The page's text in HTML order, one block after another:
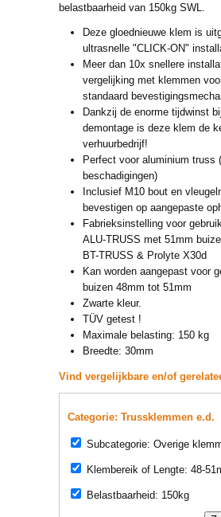
belastbaarheid van 150kg SWL.
Deze gloednieuwe klem is
ultrasnelle "CLICK-ON"
Meer dan 10x snellere
vergelijking met klemmen
standaard
Dankzij de enorme tijdwinst
demontage is deze klem de
verhuurbedrijf!
Perfect voor aluminium truss
beschadigingen)
Inclusief M10 bout en
bevestigen op aangepaste
Fabrieksinstelling voor
ALU-TRUSS met 51mm
BT-TRUSS & Prolyte X30d
Kan worden aangepast voor
buizen 48mm tot 51mm
Zwarte kleur.
TÜV getest !
Maximale belasting: 150 kg
Breedte: 30mm
Vind vergelijkbare en/of
Categorie: Trussklemmen e.d.
Subcategorie: Overige
Klembereik of Lengte: 48-
Belastbaarheid: 150kg